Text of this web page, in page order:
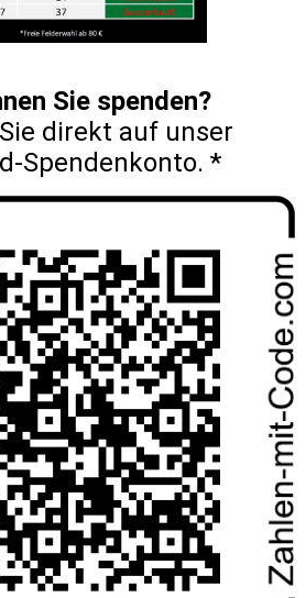
Sie spenden?
direkt auf unser
Spendenkonto. *